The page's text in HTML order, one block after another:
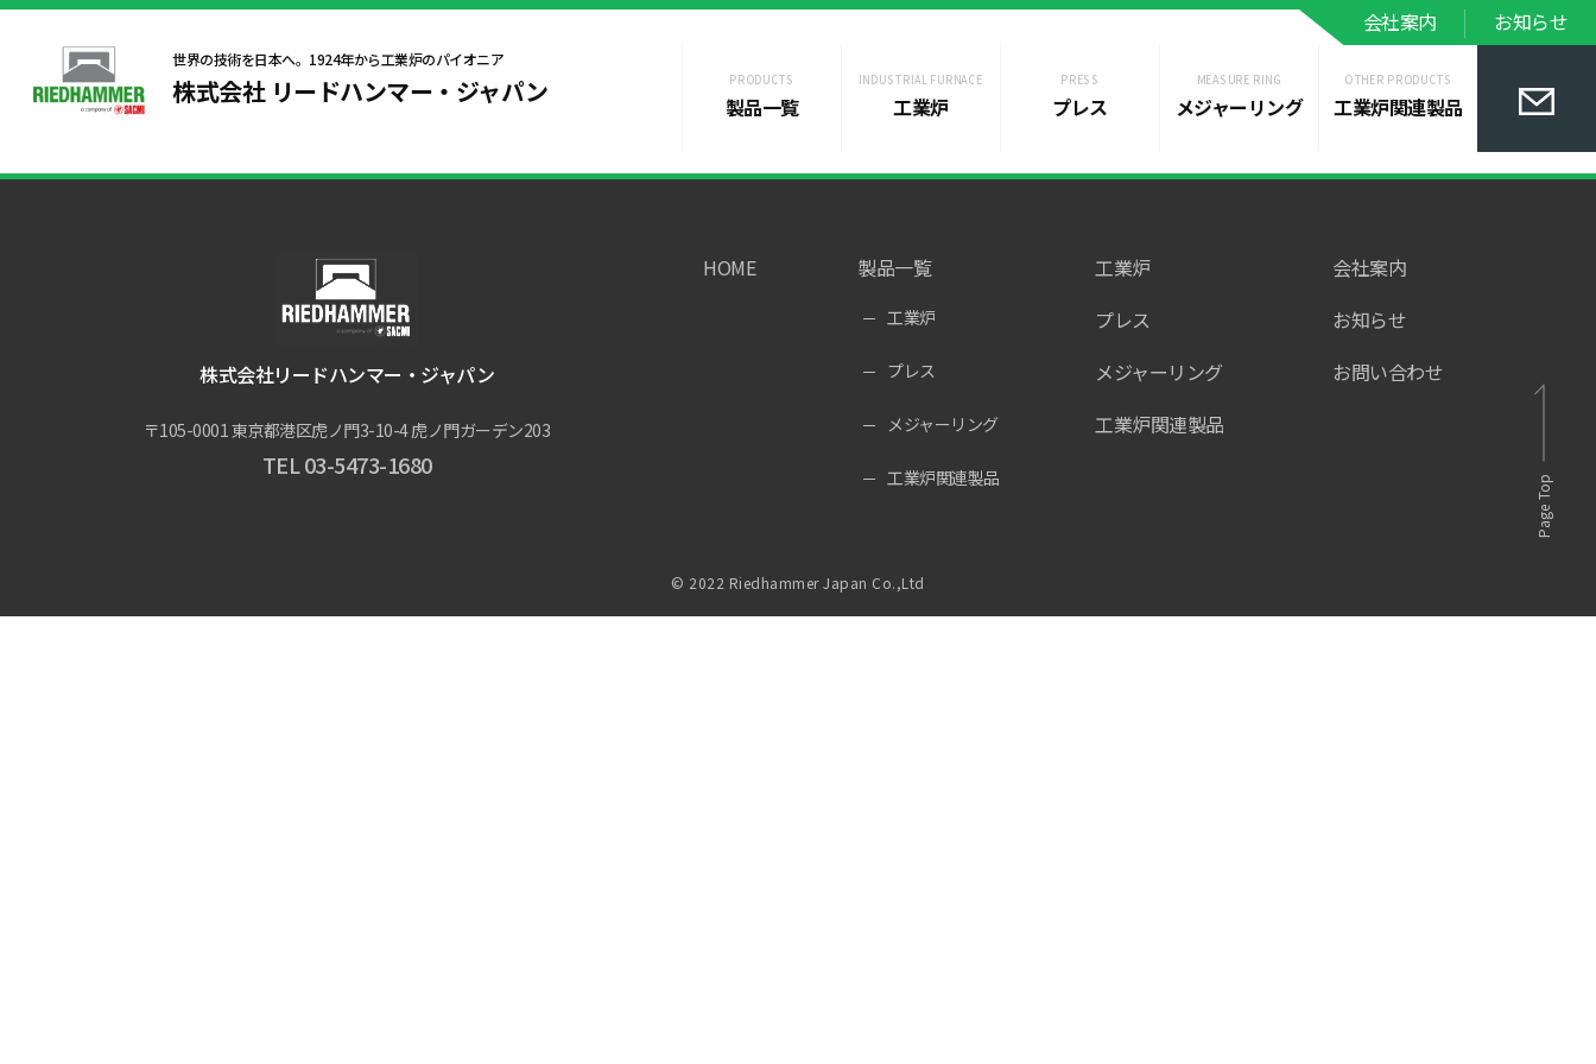
世界の技術を日本へ。1924年から工業炉のパイオニア
株式会社 リードハンマー・ジャパン PRODUCTS
製品一覧
INDUSTRIAL FURNACE
工業炉
PRESS
プレス
MEASURE RING
メジャーリング
OTHER PRODUCTS
工業炉関連製品
会社案内 お知らせ
メジャーリングの温度換算表のダウンロードサービス開始
2023.11.15
当ホームページにてメジャーリングの温度換算表のダウンロードが可能になりました。
をアクセスください。
株式会社リードハンマー・ジャパン
〒105-0001東京都港区虎ノ門3-10-4 虎ノ門ガーデン203
TEL 03-5473-1680
HOME 製品一覧
工業炉
プレス
メジャーリング
工業炉関連製品
工業炉
プレス
メジャーリング
工業炉関連製品
会社案内
お知らせ
お問い合わせ
Page Top
© 2022 Riedhammer Japan Co.,Ltd